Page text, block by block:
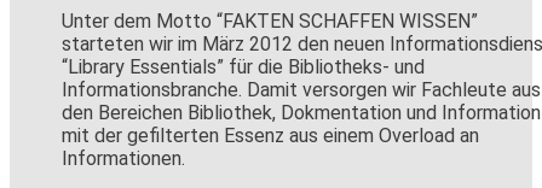
Unter dem Motto “FAKTEN SCHAFFEN WISSEN”
starteten wir im März 2012 den neuen
“Library Essentials” für die Bibliotheks- und
Informationsbranche. Damit versorgen wir Fachleute aus
den Bereichen Bibliothek, Dokmentation und Information
mit der gefilterten Essenz aus einem Overload an
Informationen.